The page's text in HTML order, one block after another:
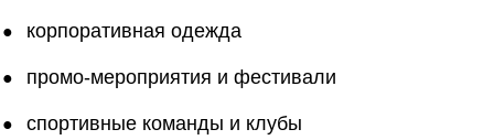
корпоративная одежда
промо-мероприятия и фестивали
спортивные команды и клубы